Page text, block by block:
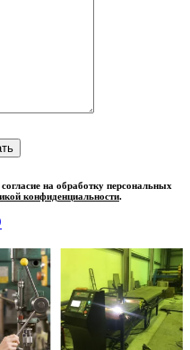
на обработку персональных
конфиденциальности.